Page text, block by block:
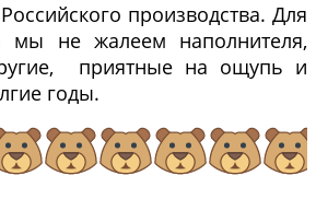
производства. Для
мы не жалеем наполнителя,
приятные на ощупь и
годы.